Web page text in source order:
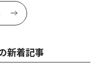
新着記事